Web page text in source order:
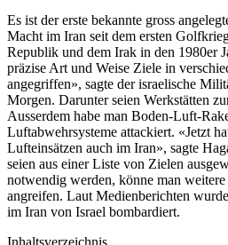
Es ist der erste bekannte gross
Macht im Iran seit dem ersten
Republik und dem Irak in den 1980er
präzise Art und Weise Ziele in
angegriffen», sagte der israelische
Morgen. Darunter seien Werkstätten
Ausserdem habe man Boden-Luft-
Luftabwehrsysteme attackiert. «Jetzt
Lufteinsätzen auch im Iran», sagte
seien aus einer Liste von Zielen
notwendig werden, könne man
angreifen. Laut Medienberichten
im Iran von Israel bombardiert.
Inhaltsverzeichnis